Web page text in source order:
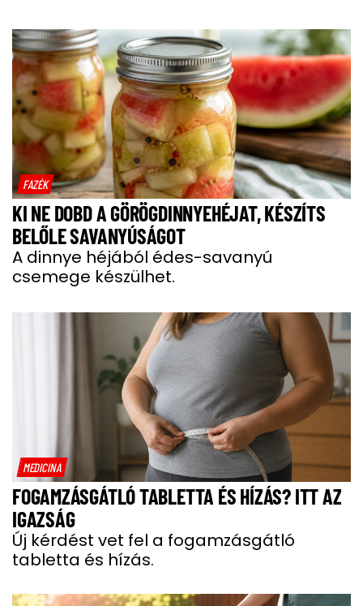
FAZÉK
KI NE DOBD A GÖRÖGDINNYEHÉJAT, KÉSZÍTS
BELŐLE SAVANYÚSÁGOT
A dinnye héjából édes-savanyú
csemege készülhet.
MEDICINA
FOGAMZÁSGÁTLÓ TABLETTA ÉS HÍZÁS? ITT AZ
IGAZSÁG
Új kérdést vet fel a fogamzásgátló
tabletta és hízás.